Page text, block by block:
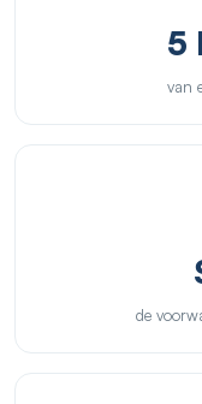
5
van
de